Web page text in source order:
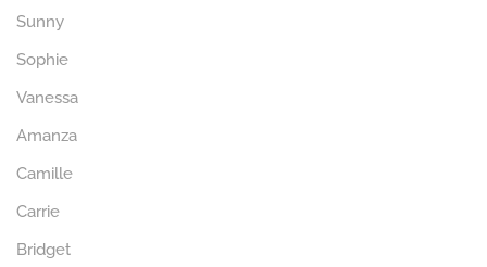
Sunny
Sophie
Vanessa
Amanza
Camille
Carrie
Bridget